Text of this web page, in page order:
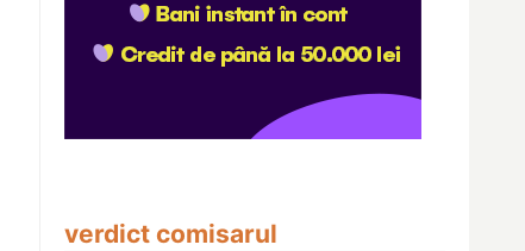
verdict comisarul